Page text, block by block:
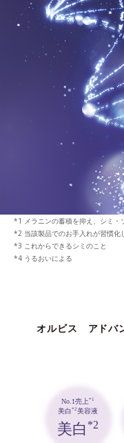
メラニンの蓄積を抑え、シミ・
当該製品でのお手入れが習慣化
これからできるシミのこと
うるおいによる
オルビス アドバ
No.1売上*1
美白*2美容液
美白 *2